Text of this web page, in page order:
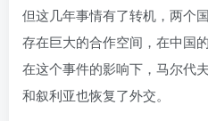
但这几年事情有了转机，两个
存在巨大的合作空间，在中国
在这个事件的影响下，马尔代
和叙利亚也恢复了外交。